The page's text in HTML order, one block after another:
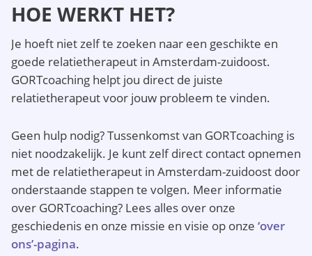
HOE WERKT HET?
Je hoeft niet zelf te zoeken naar een geschikte en
goede relatietherapeut in Amsterdam-zuidoost.
GORTcoaching helpt jou direct de juiste
relatietherapeut voor jouw probleem te vinden.
Geen hulp nodig? Tussenkomst van GORTcoaching is
niet noodzakelijk. Je kunt zelf direct contact opnemen
met de relatietherapeut in Amsterdam-zuidoost door
onderstaande stappen te volgen. Meer informatie
over GORTcoaching? Lees alles over onze
geschiedenis en onze missie en visie op onze ‘over
ons’-pagina.